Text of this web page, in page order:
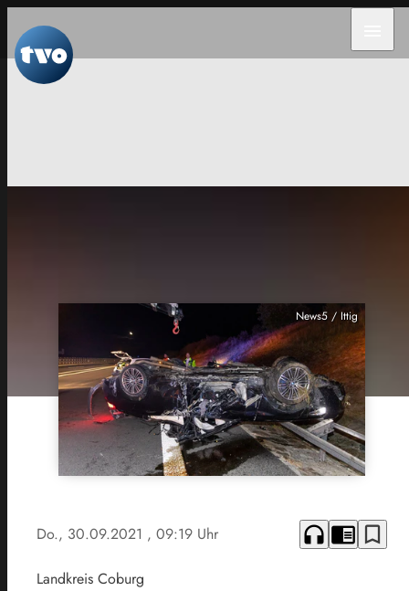
News5 / Ittig
Do., 30.09.2021 , 09:19 Uhr headphones chrome_reader_mode bookmark_border
Landkreis Coburg